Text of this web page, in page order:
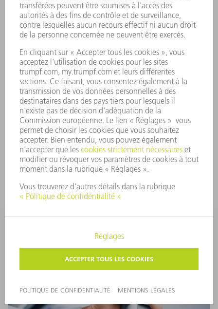
Logiciel
De la demande du client à la livraison de la pièce finie :
le portefeuille logiciel de TRUMPF optimise l'ensemble
de votre processus de production. TRUMPF combine
ainsi de manière intelligente les logiciels avec les
machines et les services, afin de créer des solutions
Industrie 4.0 sur mesure pour votre Usine du futur.
A PROPOS DU PRODUIT